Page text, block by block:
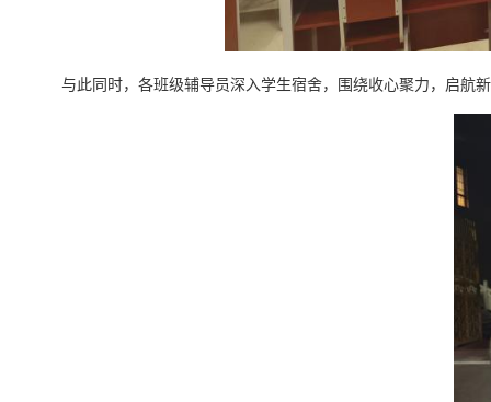
与此同时，各班级辅导员深入学生宿舍， 围绕收心聚力，启航